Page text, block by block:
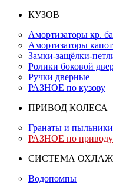
КУЗОВ
Амортизаторы кр.
Амортизаторы
Замки-защёлки-
Ролики боковой
Ручки дверные
РАЗНОЕ по кузову
ПРИВОД КОЛЕСА
Гранаты и пыльники
РАЗНОЕ по приводу
СИСТЕМА
Водопомпы